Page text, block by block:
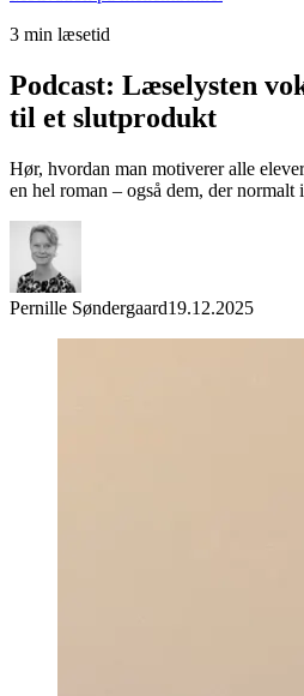
3 min læsetid
Podcast: Læselysten
til et slutprodukt
Hør, hvordan man motiverer alle
en hel roman – også dem, der
Pernille Søndergaard19.12.2025